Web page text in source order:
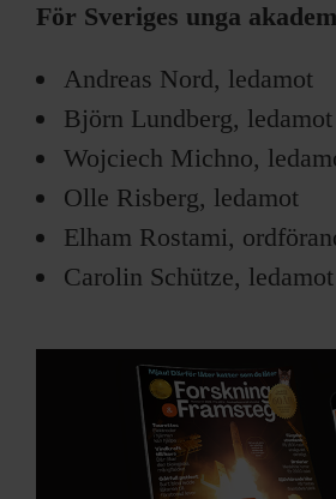
För Sveriges unga
Andreas Nord, ledamot
Björn Lundberg, ledamot
Wojciech Michno,
Olle Risberg, ledamot
Elham Rostami,
Carolin Schütze, ledamot